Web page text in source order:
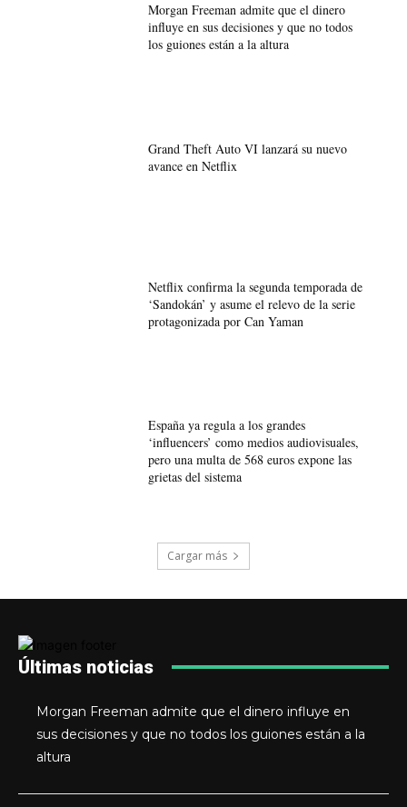
Morgan Freeman admite que el dinero
influye en sus decisiones y que no todos
los guiones están a la altura
Grand Theft Auto VI lanzará su nuevo
avance en Netflix
Netflix confirma la segunda temporada de
‘Sandokán’ y asume el relevo de la serie
protagonizada por Can Yaman
España ya regula a los grandes
‘influencers’ como medios audiovisuales,
pero una multa de 568 euros expone las
grietas del sistema
Cargar más
Últimas noticias
Morgan Freeman admite que el dinero influye en
sus decisiones y que no todos los guiones están a la
altura